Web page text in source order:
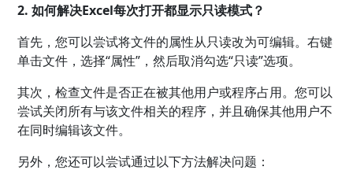
2. 如何解决Excel每次打开都显示只读模式？
首先，您可以尝试将文件的属性从只读改为可编辑。右键
单击文件，选择“属性”，然后取消勾选“只读”选项。
其次，检查文件是否正在被其他用户或程序占用。您可以
尝试关闭所有与该文件相关的程序，并且确保其他用户不
在同时编辑该文件。
另外，您还可以尝试通过以下方法解决问题：